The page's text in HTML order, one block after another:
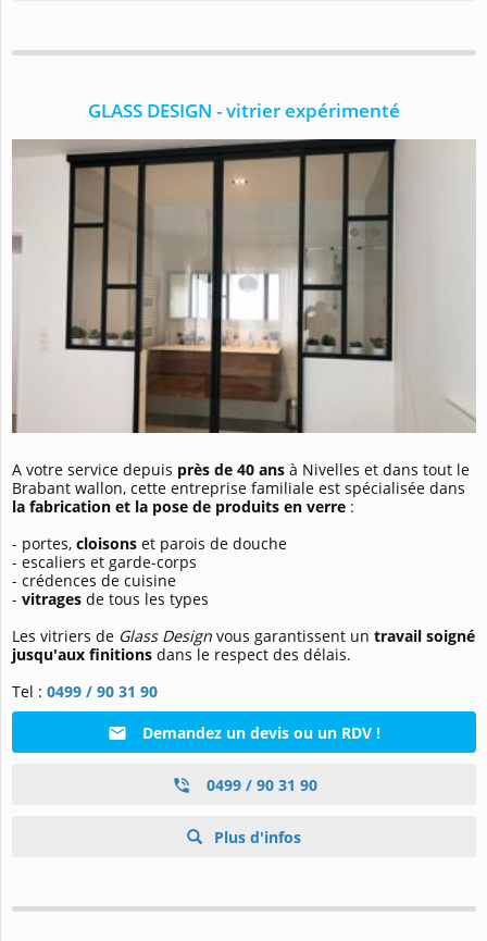
GLASS DESIGN - vitrier expérimenté
A votre service depuis près de 40 ans à Nivelles et dans tout le
Brabant wallon, cette entreprise familiale est spécialisée dans
la fabrication et la pose de produits en verre :
- portes, cloisons et parois de douche
- escaliers et garde-corps
- crédences de cuisine
- vitrages de tous les types
Les vitriers de Glass Design vous garantissent un travail soigné
jusqu'aux finitions dans le respect des délais.
Tel : 0499 / 90 31 90
Demandez un devis ou un RDV !
0499 / 90 31 90
Plus d'infos